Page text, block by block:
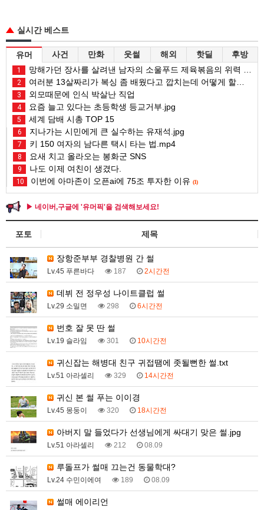
실시간 베스트
유머 사건 만화 웃썰 해외 핫딜 후방
1 망해가던 장사를 살려낸 남자의 소울푸드 제육볶음의 위력 ㅋㅋ
2 여러분 13살짜리가 복싱 좀 배웠다고 깝치는데 어떻게 할까요?
3 외모때문에 인식 박살난 직업
4 요즘 늘고 있다는 초등학생 등교거부.jpg
5 세계 담배 시총 TOP 15
6 지나가는 시민에게 큰 실수하는 유재석.jpg
7 키 150 여자의 남다른 택시 타는 법.mp4
8 요새 치고 올라오는 봉화군 SNS
9 나도 이제 여친이 생겼다.
10 이번에 아마존이 오픈ai에 75조 투자한 이유 (1)
▶ 네이버,구글에 '유머픽'을 검색해보세요!
포토 제목
장항준부부 경찰병원 간 썰
Lv.45 푸른바다 187 2시간전
데뷔 전 정우성 나이트클럽 썰
Lv.29 소밀면 298 6시간전
번호 잘 못 딴 썰
Lv.19 슬라임 301 10시간전
귀신잡는 해병대 친구 귀접땜에 좃될뻔한 썰.txt
Lv.51 아라셀리 329 14시간전
귀신 본 썰 푸는 이이경
Lv.45 몽둥이 320 18시간전
아버지 말 들었다가 선생님에게 싸대기 맞은 썰.jpg
Lv.51 아라셀리 212 08.09
루돌프가 썰매 끄는건 동물학대?
Lv.24 수민이에여 189 08.09
썰매 에이리언